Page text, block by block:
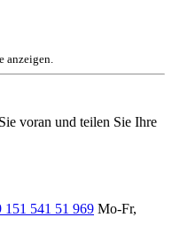
anzeigen.
voran und teilen Sie Ihre
151 541 51 969 Mo-Fr,